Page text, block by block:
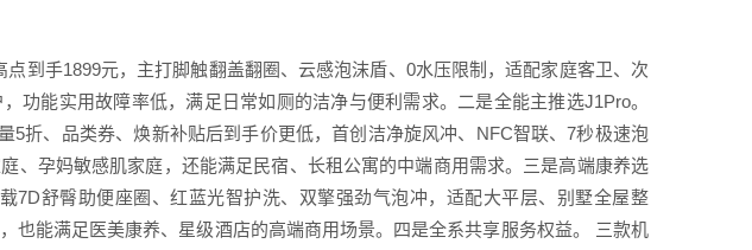
到手1899元，主打脚触翻盖翻圈、云感泡沫盾、0水压限制，适配家庭客卫、次
功能实用故障率低，满足日常如厕的洁净与便利需求。二是全能主推选J1Pro。
5折、品类券、焕新补贴后到手价更低，首创洁净旋风冲、NFC智联、7秒极速泡
、孕妈敏感肌家庭，还能满足民宿、长租公寓的中端商用需求。三是高端康养选
7D舒臀助便座圈、红蓝光智护洗、双擎强劲气泡冲，适配大平层、别墅全屋整
也能满足医美康养、星级酒店的高端商用场景。四是全系共享服务权益。 三款机